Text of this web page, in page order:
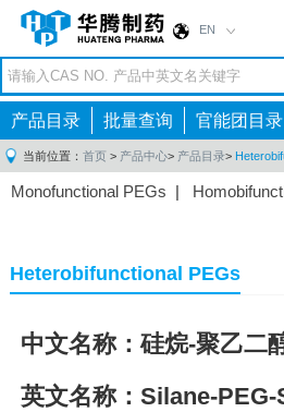
EN
产品目录 批量查询 官能团目录
当前位置： 首页 > 产品中心> 产品目录>
Monofunctional PEGs |
Heterobifunctional PEGs
中文名称：硅烷-聚乙二
英文名称：Silane-PEG-